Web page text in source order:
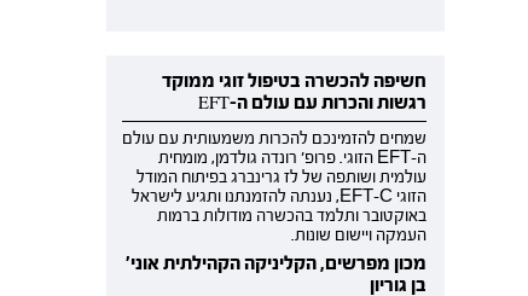
חשיפה להכשרה בטיפול זוגי ממוקד
רגשות והכרות עם עולם ה-EFT
שמחים להזמינכם להכרות משמעותית עם עולם
ה-EFT הזוגי. פרופ' רונדה גולדמן, מומחית
עולמית ושותפה של לז גרינברג בפיתוח המודל
הזוגי EFT-C, נענתה להזמנתנו ותגיע לישראל
באוקטובר ותלמד בהכשרה מודולות ברמות
העמקה ויישום שונות.
מכון מפרשים, הקליניקה הקהילתית אוני'
בן גוריון